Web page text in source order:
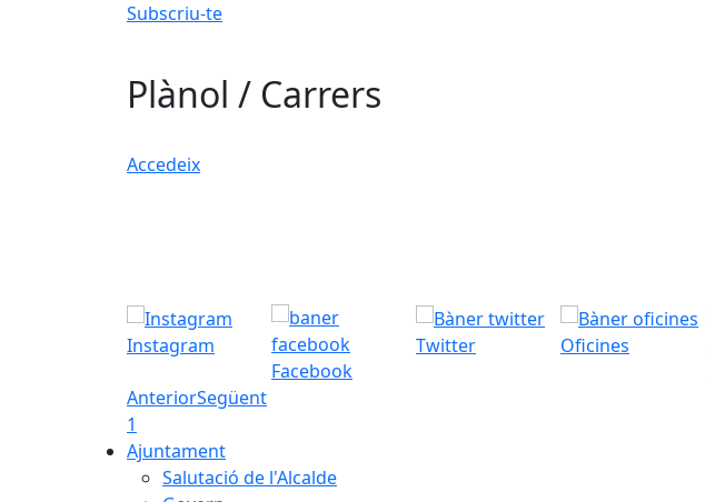
Subscriu-te
Plànol / Carrers
Accedeix
Instagram
Facebook
Twitter
Oficines
AnteriorSegüent
1
Ajuntament
Salutació de l'Alcalde